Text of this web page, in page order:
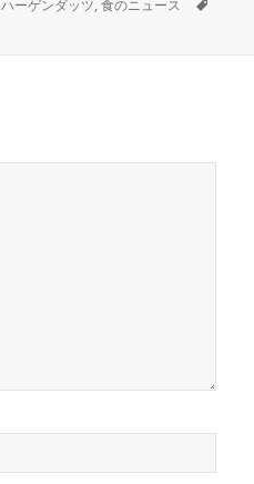
ハーゲンダッツ,食のニュース